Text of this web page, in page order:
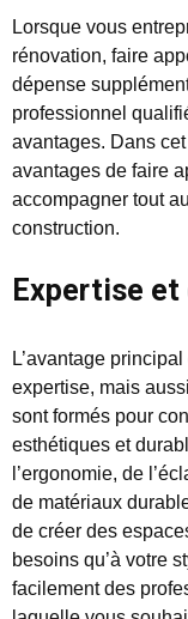
Lorsque vous
rénovation, faire
dépense
professionnel
avantages. Dans
avantages de faire
accompagner tout
construction.
Expertise
L’avantage
expertise, mais
sont formés pour
esthétiques et
l’ergonomie, de
de matériaux
de créer des
besoins qu’à votre
facilement des